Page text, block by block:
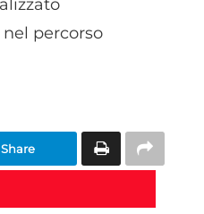
percorso
Share